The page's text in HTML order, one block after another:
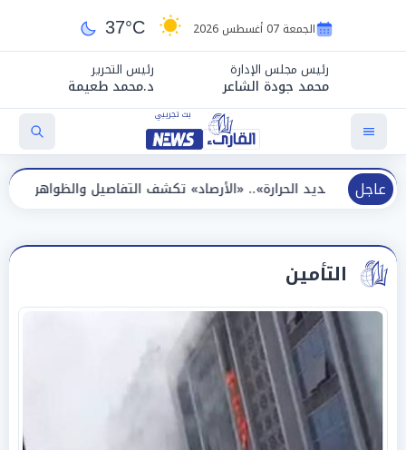
الجمعة 07 أغسطس 2026 37°C
رئيس مجلس الإدارة
محمد جودة الشاعر
رئيس التحرير
د.محمد طعيمة
عاجل«الأرصاد» تكشف التفاصيل والظواهر الجوية اليوم الجمعة
التأمين